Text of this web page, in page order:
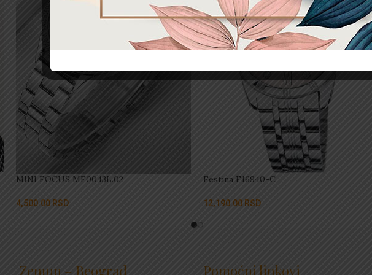
MINI FOCUS MF0043L.02
4,500.00 RSD
Festina F16940-C
12,190.00 RSD
Zemun – Beograd Pomoćni linkovi